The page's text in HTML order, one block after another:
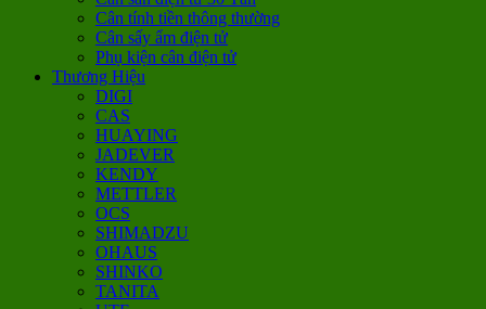
Cân tính tiền thông thường
Cân sấy ẩm điện tử
Phụ kiện cân điện tử
Thương Hiệu
DIGI
CAS
HUAYING
JADEVER
KENDY
METTLER
OCS
SHIMADZU
OHAUS
SHINKO
TANITA